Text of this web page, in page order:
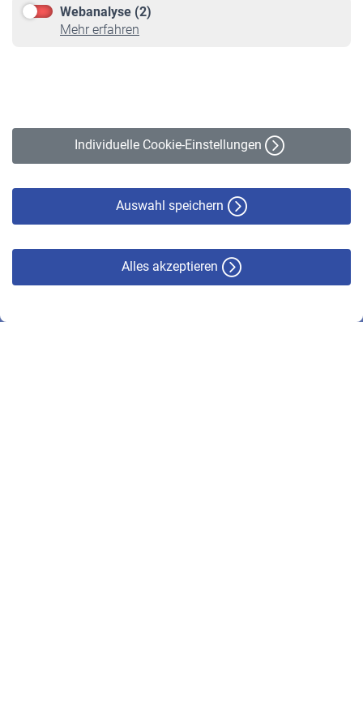
Webanalyse (2)
Mehr erfahren
Individuelle Cookie-Einstellungen
Auswahl speichern
Alles akzeptieren
Online-Rechner
VBLnewsletter
Erklärung zur Barrierefreiheit
© VBL 2026